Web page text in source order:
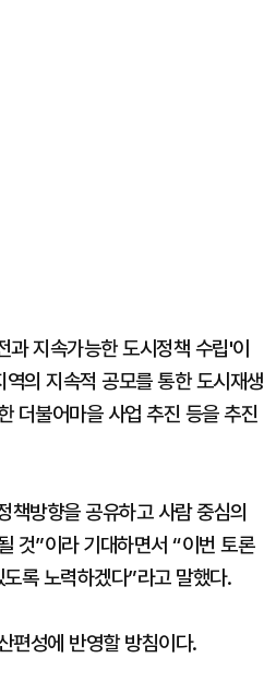
지속가능한 도시정책 수립'이
의 지속적 공모를 통한 도시재생
더불어마을 사업 추진 등을 추진
책방향을 공유하고 사람 중심의
것”이라 기대하면서 “이번 토론
록 노력하겠다”라고 말했다.
편성에 반영할 방침이다.